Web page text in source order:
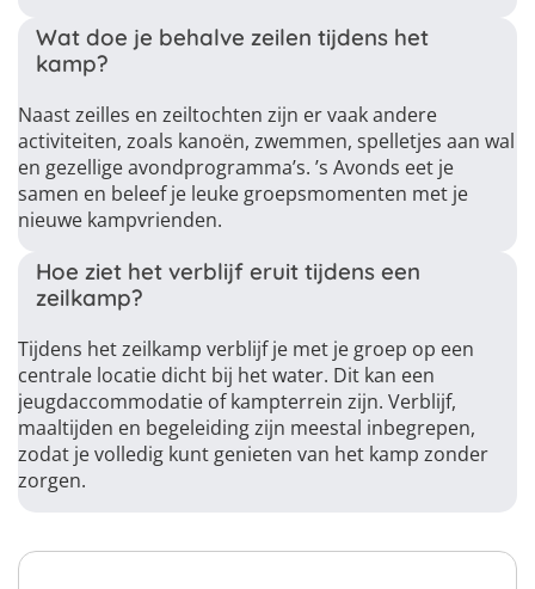
Wat doe je behalve zeilen tijdens het
kamp?
Naast zeilles en zeiltochten zijn er vaak andere
activiteiten, zoals kanoën, zwemmen, spelletjes aan wal
en gezellige avondprogramma’s. ’s Avonds eet je
samen en beleef je leuke groepsmomenten met je
nieuwe kampvrienden.
Hoe ziet het verblijf eruit tijdens een
zeilkamp?
Tijdens het zeilkamp verblijf je met je groep op een
centrale locatie dicht bij het water. Dit kan een
jeugdaccommodatie of kampterrein zijn. Verblijf,
maaltijden en begeleiding zijn meestal inbegrepen,
zodat je volledig kunt genieten van het kamp zonder
zorgen.